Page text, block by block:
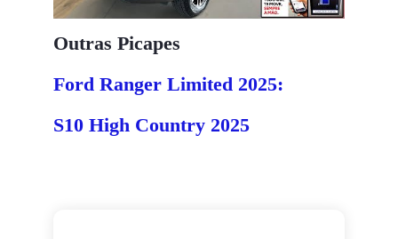
Outras Picapes
Ford Ranger Limited 2025:
S10 High Country 2025